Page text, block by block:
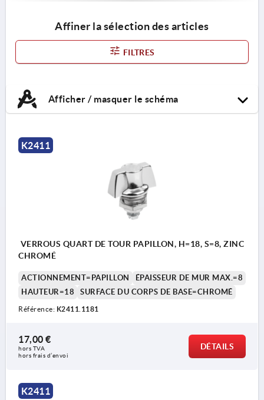
Affiner la sélection des articles
FILTRES
Afficher / masquer le schéma
K2411
VERROUS QUART DE TOUR PAPILLON, H=18, S=8, ZINC
CHROMÉ
ACTIONNEMENT=PAPILLON
ÉPAISSEUR DE MUR MAX.=8
HAUTEUR=18
SURFACE DU CORPS DE BASE=CHROMÉ
Référence: K2411.1181
17,00 €
hors TVA
hors frais d’envoi
DÉTAILS
K2411